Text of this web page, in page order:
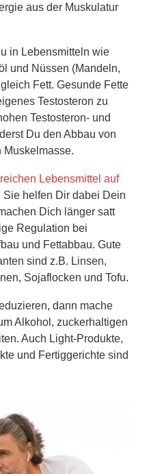
aus der Muskulatur
in Lebensmitteln wie
und Nüssen (Mandeln,
Fett. Gesunde Fette
Testosteron zu
Testosteron- und
Du den Abbau von
Muskelmasse.
Lebensmittel auf
Sie helfen Dir dabei Dein
Dich länger satt
Regulation bei
und Fettabbau. Gute
sind z.B. Linsen,
Sojaflocken und Tofu.
dann mache
Alkohol, zuckerhaltigen
Auch Light-Produkte,
und Fertiggerichte sind